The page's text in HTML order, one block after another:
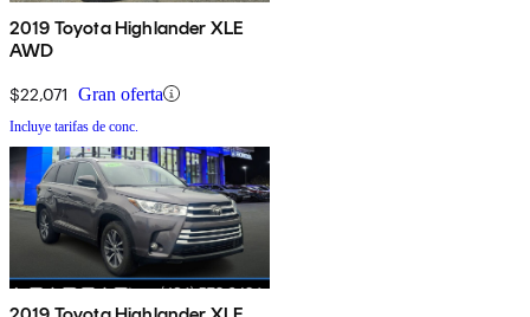
2019 Toyota Highlander XLE
AWD
$22,071 Gran oferta
Incluye tarifas de conc.